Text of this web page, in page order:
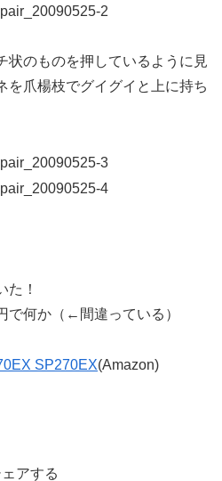
状のものを押しているように見
を爪楊枝でグイグイと上に持ち
た！
で何か（←間違っている）
SP270EX(Amazon)
ェアする